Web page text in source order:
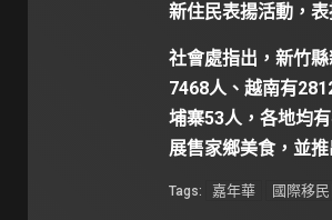
新住民表揚活動，
社會處指出，新竹
7468人、越南有
埔寨53人，各地均
展售家鄉美食，並
Tags: 嘉年華 國際移民